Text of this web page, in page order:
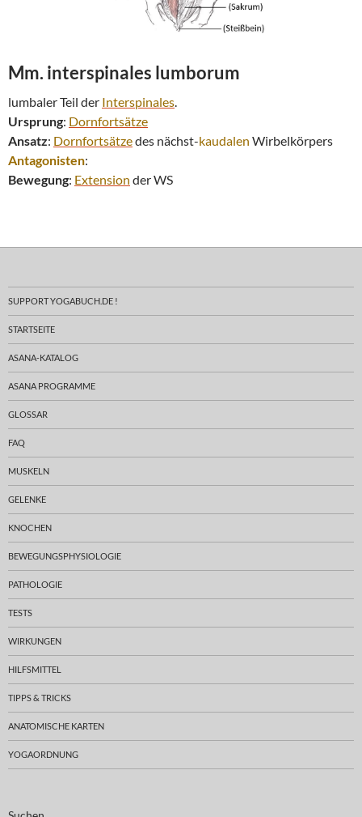
Mm. interspinales lumborum
lumbaler Teil der Interspinales
Ursprung: Dornfortsätze
Ansatz: Dornfortsätzedes nächst-kaudalen Wirbelkörpers
Antagonisten:
Bewegung: Extension der WS
SUPPORT YOGABUCH.DE !
STARTSEITE
ASANA-KATALOG
ASANA PROGRAMME
GLOSSAR
FAQ
MUSKELN
GELENKE
KNOCHEN
BEWEGUNGSPHYSIOLOGIE
PATHOLOGIE
TESTS
WIRKUNGEN
HILFSMITTEL
TIPPS & TRICKS
ANATOMISCHE KARTEN
YOGAORDNUNG